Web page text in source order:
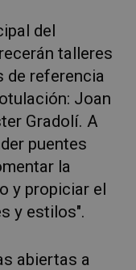
del
talleres
de referencia
Joan
Gradolí. A
puentes
la
y propiciar el
y estilos".
abiertas a